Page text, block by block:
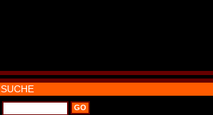
SUCHE